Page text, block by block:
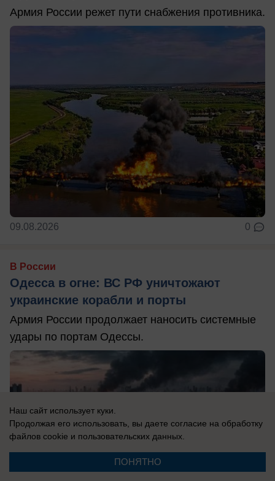
Армия России режет пути снабжения противника.
09.08.2026 0
В России
Одесса в огне: ВС РФ уничтожают
украинские корабли и порты
Армия России продолжает наносить системные
удары по портам Одессы.
Наш сайт использует куки.
Продолжая его использовать, вы даете согласие на обработку
файлов cookie и пользовательских данных.
ПОНЯТНО